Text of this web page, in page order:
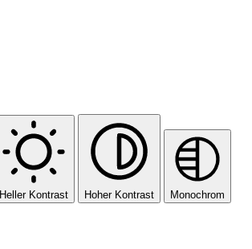
Heller Kontrast Hoher Kontrast Monochrom